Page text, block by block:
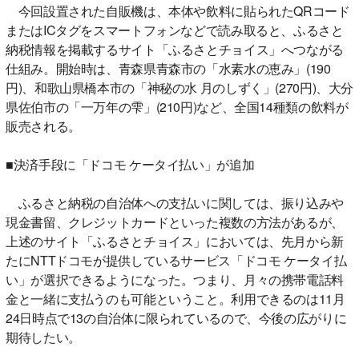
今回設置された自販機は、本体や飲料に貼られたQRコード
またはICタグをスマートフォンなどで読み取ると、ふるさと
納税情報を掲載するサイト「ふるさとチョイス」へつながる
仕組み。開始時は、青森県青森市の「水素水の恵み」(190
円)、和歌山県橋本市の「神秘の水 月のしずく」(270円)、大分
県佐伯市の「一万年の雫」(210円)など、全国14種類の飲料が
販売される。
■決済手段に「ドコモ ケータイ払い」が追加
ふるさと納税の自治体への支払いに関しては、振り込みや
現金書留、クレジットカードといった複数の方法があるが、
上述のサイト「ふるさとチョイス」においては、先月から新
たにNTTドコモが提供しているサービス「ドコモ ケータイ払
い」が選択できるようになった。つまり、月々の携帯電話料
金と一緒に支払うのも可能ということ。利用できるのは11月
24日時点で13の自治体に限られているので、今後の広がりに
期待したい。